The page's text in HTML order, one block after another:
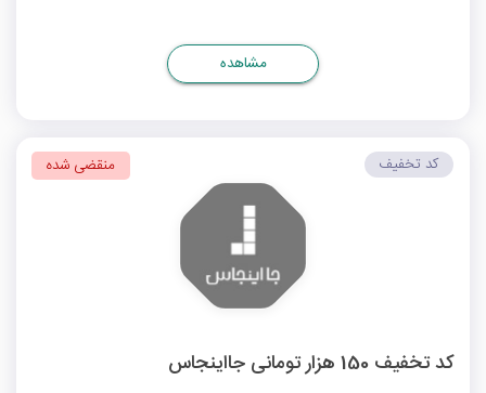
مشاهده
کد تخفیف 150 هزار تومانی جااینجاس
کد تخفیف منقضی شده